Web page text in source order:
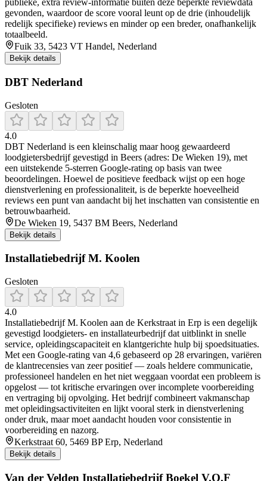
publieke, extra review-informatie buiten deze beperkte reviewdata
gevonden, waardoor de score vooral leunt op de drie (inhoudelijk
redelijk specifieke) reviews en minder op een breder, onafhankelijk
totaalbeeld.
Fuik 33, 5423 VT Handel, Nederland
Bekijk details
DBT Nederland
Gesloten
4.0
DBT Nederland is een kleinschalig maar hoog gewaardeerd
loodgietersbedrijf gevestigd in Beers (adres: De Wieken 19), met
een uitstekende 5‑sterren Google‑rating op basis van twee
beoordelingen. Hoewel de positieve feedback wijst op een hoge
dienstverlening en professionaliteit, is de beperkte hoeveelheid
reviews een punt van aandacht bij het inschatten van consistentie en
betrouwbaarheid.
De Wieken 19, 5437 BM Beers, Nederland
Bekijk details
Installatiebedrijf M. Koolen
Gesloten
4.0
Installatiebedrijf M. Koolen aan de Kerkstraat in Erp is een degelijk
gevestigd loodgieters- en installateurbedrijf dat uitblinkt in snelle
service, opleidingscapaciteit en klantgerichte hulp bij spoedsituaties.
Met een Google-rating van 4,6 gebaseerd op 28 ervaringen, variëren
de klantrecensies van zeer positief — zoals heldere communicatie,
professioneel handelen en het niet weggaan voordat een probleem is
opgelost — tot kritische ervaringen over incomplete voorbereiding
en vertraging bij opvolging. Het bedrijf combineert vakmanschap
met opleidingsactiviteiten en lijkt vooral sterk in dienstverlening
onder druk, maar moet aandacht houden voor consistentie in
voorbereiding en nazorg.
Kerkstraat 60, 5469 BP Erp, Nederland
Bekijk details
Van der Velden Installatiebedrijf Boekel V.O.F